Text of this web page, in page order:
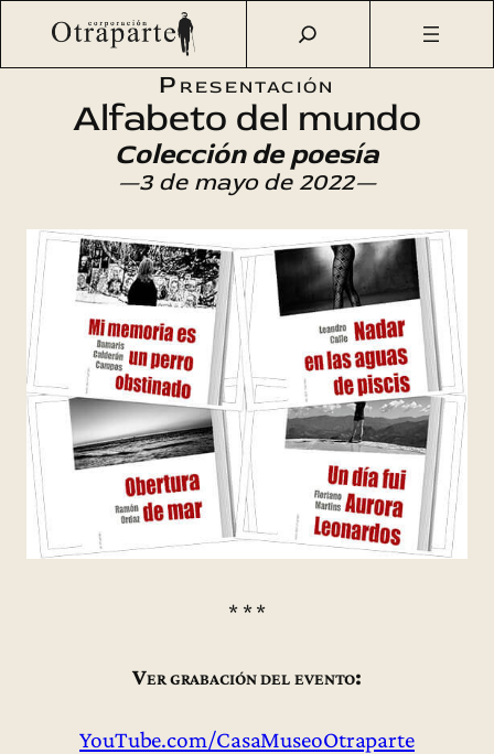
Saltar
Otraparte.org/ Agenda Cultural Literatura
Colección de
poesía «Alfabeto del mundo» (6)
Presentación
Alfabeto del mundo
Colección de poesía
—3 de mayo de 2022—
* * *
Ver grabación del evento:
YouTube.com/CasaMuseoOtraparte